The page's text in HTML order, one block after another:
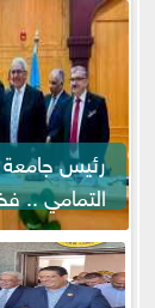
رئيس جامعة
التمامي ..